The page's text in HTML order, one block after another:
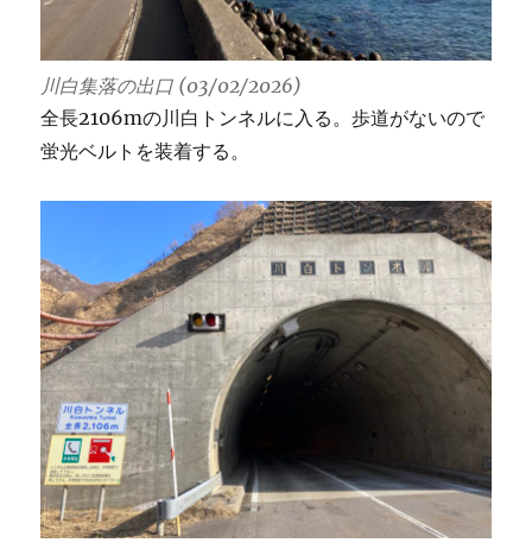
川白集落の出口 (03/02/2026)
全長2106mの川白トンネルに入る。歩道がないので
蛍光ベルトを装着する。